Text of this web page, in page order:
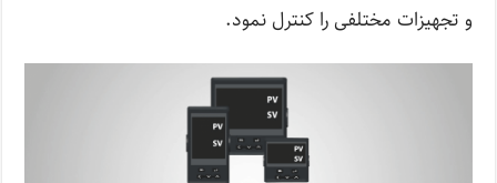
و تجهیزات مختلفی را کنترل نمود.